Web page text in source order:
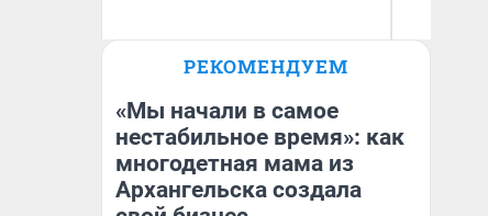
Надежда Губарь
РЕКОМЕНДУЕМ
«Мы начали в самое
нестабильное время»: как
многодетная мама из
Архангельска создала